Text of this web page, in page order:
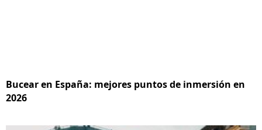
Bucear en España: mejores puntos de inmersión en
2026